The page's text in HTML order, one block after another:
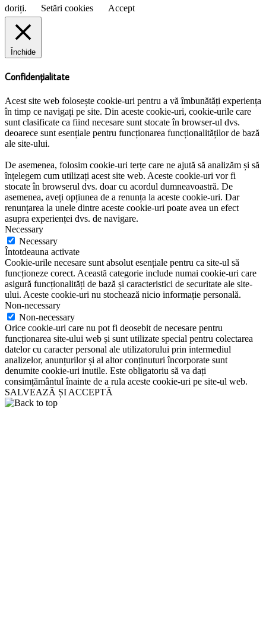
doriți. Setări cookies Accept
Închide
Confidențialitate
Acest site web folosește cookie-uri pentru a vă îmbunătăți experiența
în timp ce navigați pe site. Din aceste cookie-uri, cookie-urile care
sunt clasificate ca fiind necesare sunt stocate în browser-ul dvs.
deoarece sunt esențiale pentru funcționarea funcționalităților de bază
ale site-ului.
De asemenea, folosim cookie-uri terțe care ne ajută să analizăm și să
înțelegem cum utilizați acest site web. Aceste cookie-uri vor fi
stocate în browserul dvs. doar cu acordul dumneavoastră. De
asemenea, aveți opțiunea de a renunța la aceste cookie-uri. Dar
renunțarea la unele dintre aceste cookie-uri poate avea un efect
asupra experienței dvs. de navigare.
Necessary
Necessary
Întotdeauna activate
Cookie-urile necesare sunt absolut esențiale pentru ca site-ul să
funcționeze corect. Această categorie include numai cookie-uri care
asigură funcționalități de bază și caracteristici de securitate ale site-
ului. Aceste cookie-uri nu stochează nicio informație personală.
Non-necessary
Non-necessary
Orice cookie-uri care nu pot fi deosebit de necesare pentru
funcționarea site-ului web și sunt utilizate special pentru colectarea
datelor cu caracter personal ale utilizatorului prin intermediul
analizelor, anunțurilor și al altor conținuturi încorporate sunt
denumite cookie-uri inutile. Este obligatoriu să va dați
consimțământul înainte de a rula aceste cookie-uri pe site-ul web.
SALVEAZĂ ȘI ACCEPTĂ